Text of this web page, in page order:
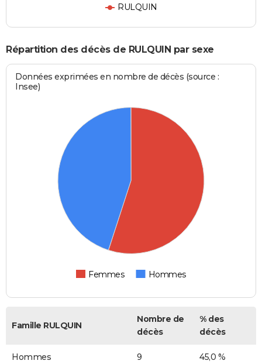
RULQUIN
Répartition des décès de RULQUIN par sexe
Données exprimées en nombre de décès (source :
Insee)
Femmes Hommes
Famille RULQUIN
Nombre de
décès
% des
décès
Hommes 9 45,0 %